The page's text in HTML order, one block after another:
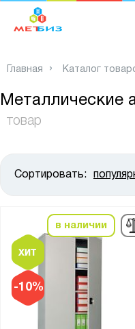
Главная Каталог
Металлические
товар
Сортировать:
-10%
в наличии
Высота, мм:
от
Ширина, мм: